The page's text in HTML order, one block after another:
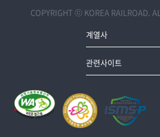
COPYRIGHT ⓒ KOREA RAILROAD.
계열사
관련사이트